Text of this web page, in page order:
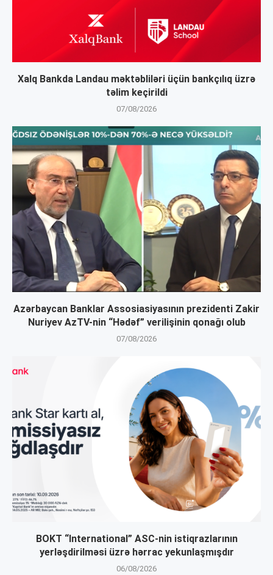
Xalq Bankda Landau məktəbliləri üçün bankçılıq üzrə
təlim keçirildi
07/08/2026
Azərbaycan Banklar Assosiasiyasının prezidenti Zakir
Nuriyev AzTV-nin “Hədəf” verilişinin qonağı olub
07/08/2026
BOKT “International” ASC-nin istiqrazlarının
yerləşdirilməsi üzrə hərrac yekunlaşmışdır
06/08/2026